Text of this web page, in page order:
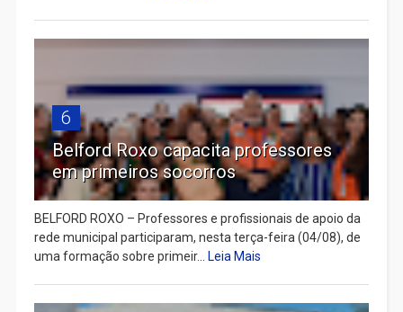
6
Belford Roxo capacita professores
em primeiros socorros
BELFORD ROXO – Professores e profissionais de apoio da
rede municipal participaram, nesta terça-feira (04/08), de
uma formação sobre primeir...
Leia Mais